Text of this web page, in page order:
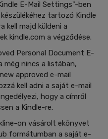
E-Mail Settings"-ben
tartozó Kindle
kell majd küldeni a
kindle.com a végződése.
Personal Document E-
még nincs a listában,
approved e-mail
kell adni a saját e-mail
hogy a címről
a Kindle-re.
on vásárolt ekönyvet
formátumban a saját e-